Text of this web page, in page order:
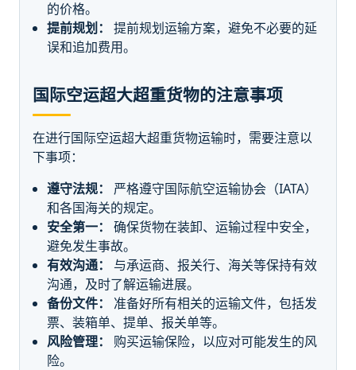
的价格。
提前规划：
提前规划运输方案，避免不必要的延
误和追加费用。
国际空运超大超重货物的注意事项
在进行国际空运超大超重货物运输时，需要注意以
下事项：
遵守法规：
严格遵守国际航空运输协会（IATA）
和各国海关的规定。
安全第一：
确保货物在装卸、运输过程中安全，
避免发生事故。
有效沟通：
与承运商、报关行、海关等保持有效
沟通，及时了解运输进展。
备份文件：
准备好所有相关的运输文件，包括发
票、装箱单、提单、报关单等。
风险管理：
购买运输保险，以应对可能发生的风
险。